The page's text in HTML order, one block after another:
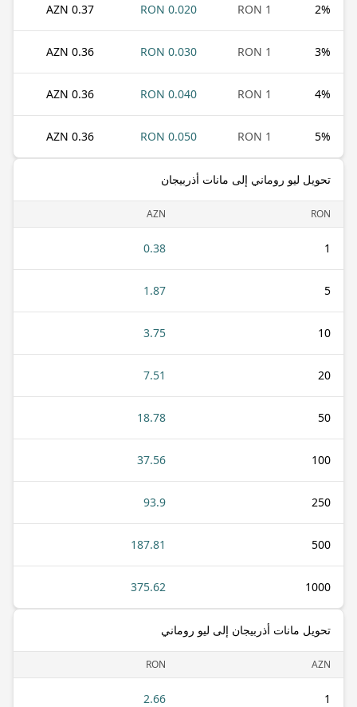
2%
1 RON
0.020 RON
0.37 AZN
3%
1 RON
0.030 RON
0.36 AZN
4%
1 RON
0.040 RON
0.36 AZN
5%
1 RON
0.050 RON
0.36 AZN
تحويل ليو روماني إلى مانات أذربيجان
RON
AZN
1
0.38
5
1.87
10
3.75
20
7.51
50
18.78
100
37.56
250
93.9
500
187.81
1000
375.62
تحويل مانات أذربيجان إلى ليو روماني
AZN
RON
1
2.66